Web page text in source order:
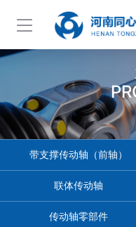
带支撑传动轴（前轴）
联体传动轴
传动轴零部件